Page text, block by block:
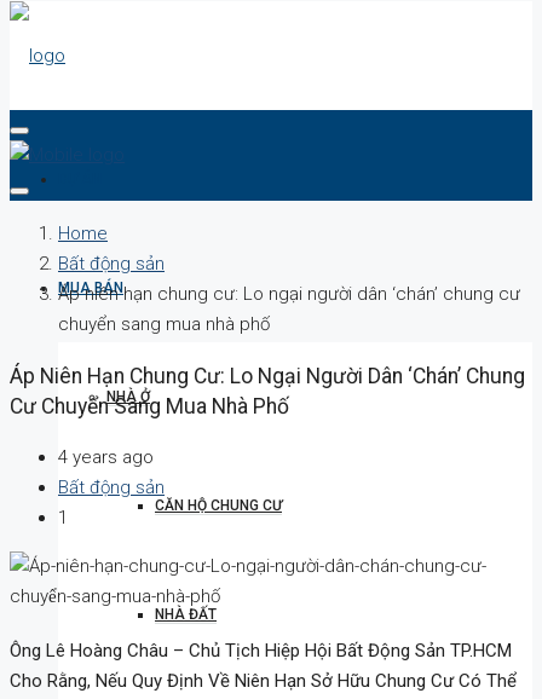
MUA BÁN
NHÀ Ở
CĂN HỘ CHUNG CƯ
NHÀ ĐẤT
Home
Bất động sản
Áp niên hạn chung cư: Lo ngại người dân ‘chán’ chung cư
chuyển sang mua nhà phố
Áp Niên Hạn Chung Cư: Lo Ngại Người Dân ‘chán’ Chung
Cư Chuyển Sang Mua Nhà Phố
4 years ago
Bất động sản
1
Ông Lê Hoàng Châu – Chủ Tịch Hiệp Hội Bất Động Sản TP.HCM
Cho Rằng, Nếu Quy Định Về Niên Hạn Sở Hữu Chung Cư Có Thể